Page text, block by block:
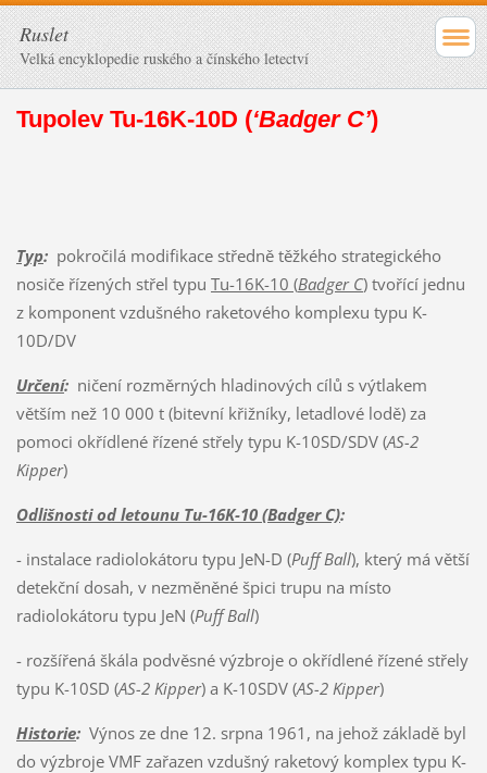
Ruslet
Velká encyklopedie ruského a čínského letectví
Tupolev Tu-16K-10D (‘Badger C’)
Typ:pokročilá modifikace středně těžkého strategického
nosiče řízených střel typu Tu-16K-10 (Badger C)tvořící jednu
z komponent vzdušného raketového komplexu typu K-
10D/DV
Určení:ničení rozměrných hladinových cílů s výtlakem
větším než 10 000 t (bitevní křižníky, letadlové lodě) za
pomoci okřídlené řízené střely typu K-10SD/SDV (AS-2
Kipper)
Odlišnosti od letounu Tu-16K-10 (Badger C):
- instalace radiolokátoru typu JeN-D (Puff Ball), který má větší
detekční dosah, v nezměněné špici trupu na místo
radiolokátoru typu JeN (Puff Ball)
- rozšířená škála podvěsné výzbroje o okřídlené řízené střely
typu K-10SD (AS-2 Kipper) a K-10SDV (AS-2 Kipper)
Historie:Výnos ze dne 12. srpna 1961, na jehož základě byl
do výzbroje VMF zařazen vzdušný raketový komplex typu K-